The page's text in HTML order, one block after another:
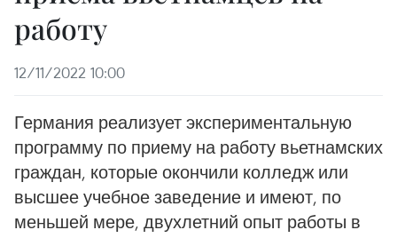
работу
12/11/2022 10:00
Германия реализует экспериментальную
программу по приему на работу вьетнамских
граждан, которые окончили колледж или
высшее учебное заведение и имеют, по
меньшей мере, двухлетний опыт работы в